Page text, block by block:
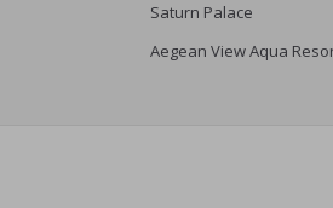
Saturn Palace
Aegean View Aqua